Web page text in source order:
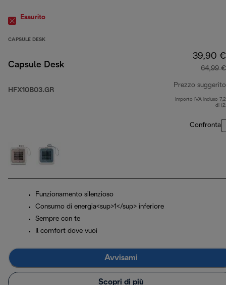
Esaurito
CAPSULE DESK
Capsule Desk
HFX10B03.GR
39,90 €
64,99 €
Prezzo suggerito
Importo IVA incluso
di
Confronta
Funzionamento silenzioso
Consumo di energia<sup>1</sup> inferiore
Sempre con te
Il comfort dove vuoi
Avvisami
Scopri di più